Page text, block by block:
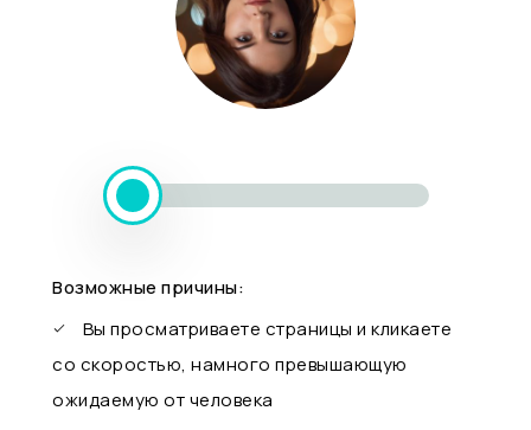
Возможные причины:
Вы просматриваете страницы и кликаете
со скоростью, намного превышающую
ожидаемую от человека